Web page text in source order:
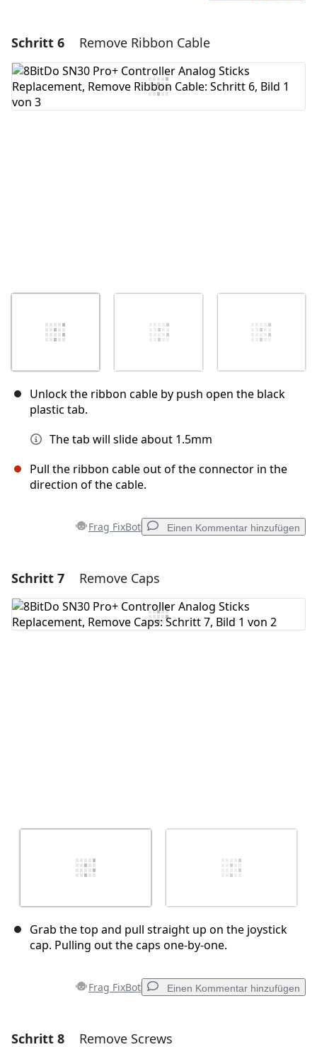
Einen Kommentar hinzufügen
Kommentar hinzufügen
Schritt 6 Remove Ribbon Cable
Unlock the ribbon cable by push open the black
plastic tab.
The tab will slide about 1.5mm
Pull the ribbon cable out of the connector in the
direction of the cable.
Frag FixBot Einen Kommentar hinzufügen
Einen Kommentar hinzufügen
Kommentar hinzufügen
Schritt 7 Remove Caps
Grab the top and pull straight up on the joystick
cap. Pulling out the caps one-by-one.
Frag FixBot Einen Kommentar hinzufügen
Einen Kommentar hinzufügen
Schritt 8 Remove Screws